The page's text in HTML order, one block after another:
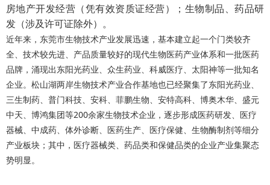
房地产开发经营（凭有效资质证经营）；生物制品、药品研
发（涉及许可证除外）。
近年来，东莞市生物技术产业发展迅速，基本建立起一个门类较齐
全、技术较先进、产品质量较好的现代生物医药产业体系和一批医药
品牌，涌现出东阳光药业、众生药业、科威医疗、太阳神等一批知名
企业。松山湖两岸生物技术产业合作基地也已经聚集了东阳光药业、
三生制药、普门科技、安科、菲鹏生物、安特高科、博奥木华、盛元
中天、博鸿集团等200余家生物技术企业，逐步形成医药研发、医疗
器械、中成药、体外诊断、医药生产、医疗保健、生物酶制剂等细分
产业板块；其中，医疗器械类、药品类和保健品类的企业产业集聚态
势明显。